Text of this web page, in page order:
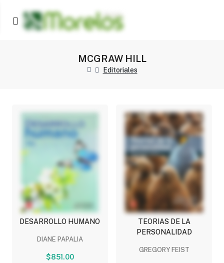
MCGRAW HILL
Editoriales
DESARROLLO HUMANO
DIANE PAPALIA
$851.00
TEORIAS DE LA
PERSONALIDAD
GREGORY FEIST